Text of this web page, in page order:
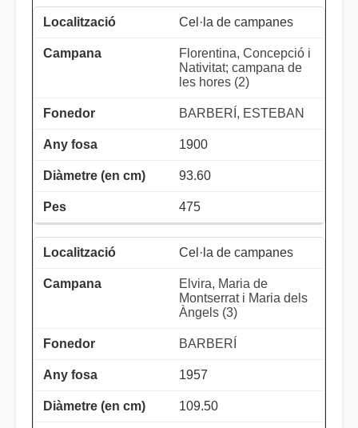
Cel·la de campanes
Florentina, Concepció i
Nativitat; campana de
les hores (2)
BARBERÍ, ESTEBAN
1900
93.60
475
Cel·la de campanes
Elvira, Maria de
Montserrat i Maria dels
Àngels (3)
BARBERÍ
1957
109.50